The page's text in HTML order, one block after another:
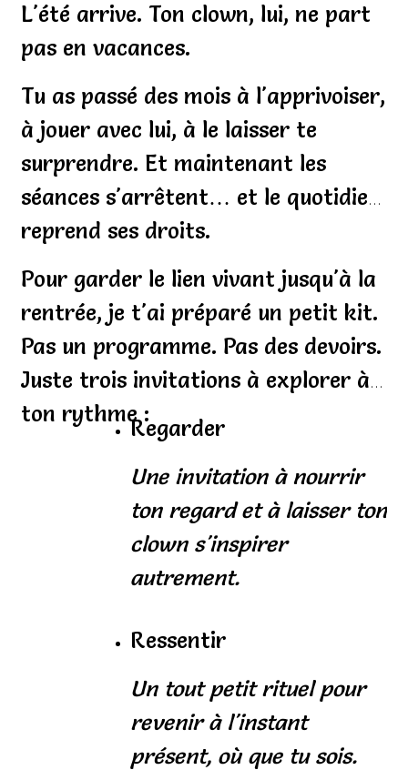
L'été arrive. Ton clown, lui, ne part
pas en vacances.
Tu as passé des mois à l'apprivoiser,
à jouer avec lui, à le laisser te
surprendre. Et maintenant les
séances s'arrêtent… et le quotidien
reprend ses droits.
Pour garder le lien vivant jusqu'à la
rentrée, je t'ai préparé un petit kit.
Pas un programme. Pas des devoirs.
Juste trois invitations à explorer à
ton rythme :
Regarder
Une invitation à nourrir
ton regard et à laisser ton
clown s'inspirer
autrement.
Ressentir
Un tout petit rituel pour
revenir à l'instant
présent, où que tu sois.